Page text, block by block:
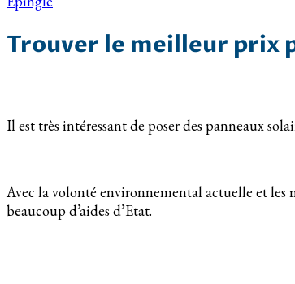
Trouver le meilleur prix
Il est très intéressant de poser des panneaux
Avec la volonté environnemental actuelle et les
beaucoup d’aides d’Etat.